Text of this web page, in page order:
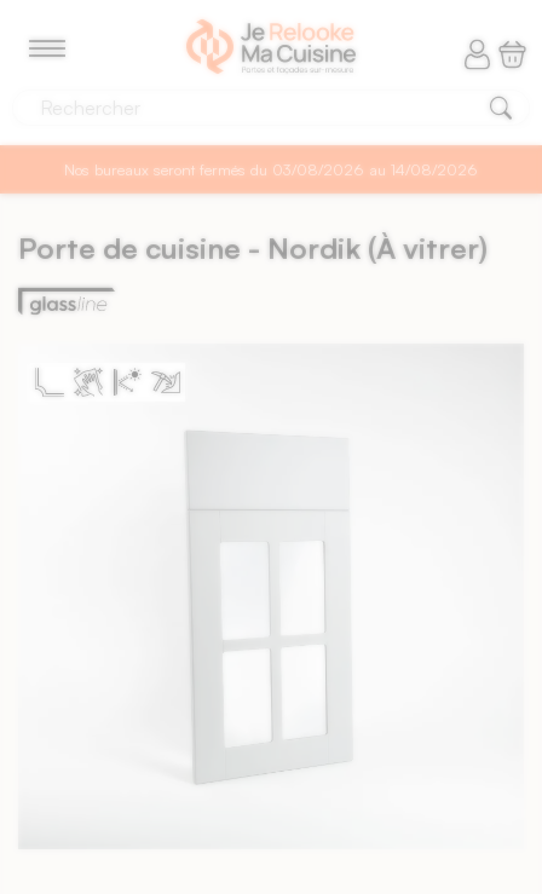
Nos bureaux seront fermés du 03/08/2026 au 14/08/2026
Porte de cuisine - Nordik (À vitrer)